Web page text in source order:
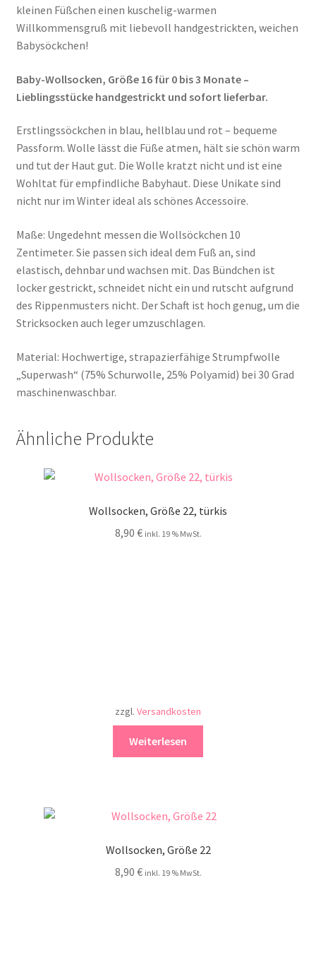
kleinen Füßchen einen kuschelig-warmen
Willkommensgruß mit liebevoll handgestrickten, weichen
Babysöckchen!
Baby-Wollsocken, Größe 16 für 0 bis 3 Monate –
Lieblingsstücke handgestrickt und sofort lieferbar.
Erstlingssöckchen in blau, hellblau und rot – bequeme
Passform. Wolle lässt die Füße atmen, hält sie schön warm
und tut der Haut gut. Die Wolle kratzt nicht und ist eine
Wohltat für empfindliche Babyhaut. Diese Unikate sind
nicht nur im Winter ideal als schönes Accessoire.
Maße: Ungedehnt messen die Wollsöckchen 10
Zentimeter. Sie passen sich ideal dem Fuß an, sind
elastisch, dehnbar und wachsen mit. Das Bündchen ist
locker gestrickt, schneidet nicht ein und rutscht aufgrund
des Rippenmusters nicht. Der Schaft ist hoch genug, um die
Stricksocken auch leger umzuschlagen.
Material: Hochwertige, strapazierfähige Strumpfwolle
„Superwash“ (75% Schurwolle, 25% Polyamid) bei 30 Grad
maschinenwaschbar.
Ähnliche Produkte
Wollsocken, Größe 22, türkis
8,90 € inkl. 19 % MwSt.
zzgl. Versandkosten
Weiterlesen
Wollsocken, Größe 22
8,90 € inkl. 19 % MwSt.